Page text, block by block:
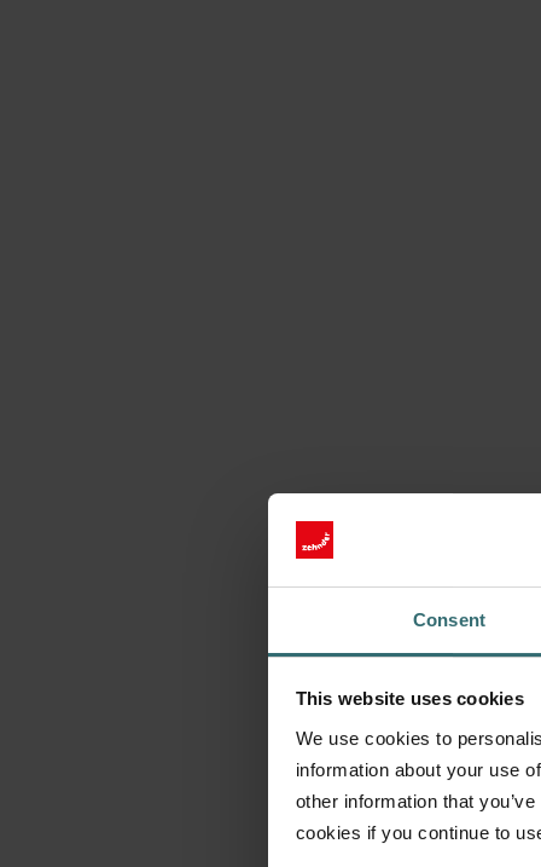
Consent
This website uses cookies
We use cookies to
information about your use
other information that
cookies if you continue to